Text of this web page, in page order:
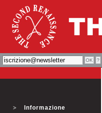
Informazione